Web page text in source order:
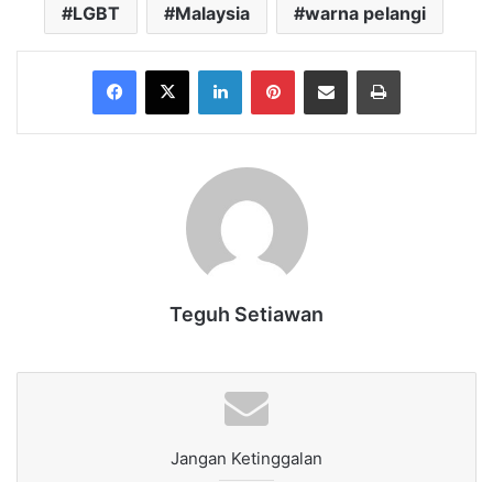
LGBT Malaysia warna pelangi
Facebook
X LinkedInPinterestShare via Email Print
Teguh Setiawan
Jangan Ketinggalan